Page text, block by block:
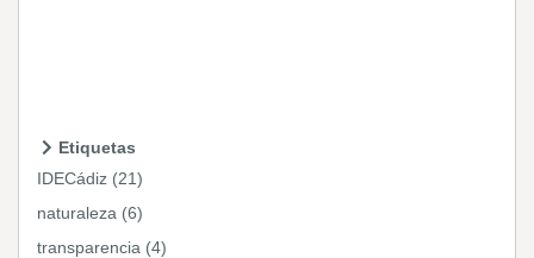
Etiquetas
IDECádiz (21)
naturaleza (6)
transparencia (4)